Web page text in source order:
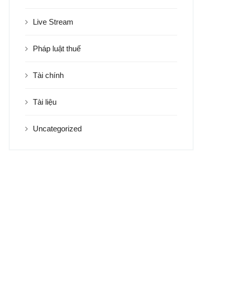
Live Stream
Pháp luật thuế
Tài chính
Tài liệu
Uncategorized